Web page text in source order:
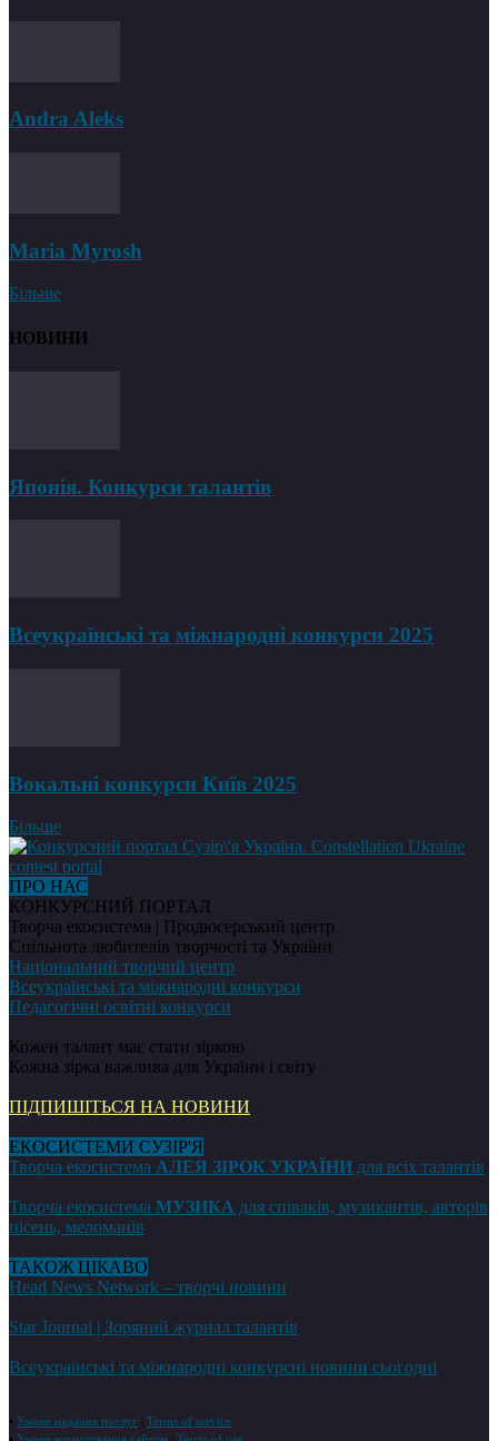
Andra Aleks
Maria Myrosh
Більше
НОВИНИ
Японія. Конкурси талантів
Всеукраїнські та міжнародні конкурси 2025
Вокальні конкурси Київ 2025
Більше
ПРО НАС
КОНКУРСНИЙ ПОРТАЛ
Творча екосистема | Продюсерський центр
Спільнота любителів творчості та України
Національний творчий центр
Всеукраїнські та міжнародні конкурси
Педагогічні освітні конкурси
Кожен талант має стати зіркою
Кожна зірка важлива для України і світу
ПІДПИШІТЬСЯ НА НОВИНИ
ЕКОСИСТЕМИ СУЗІР'Я
Творча екосистема АЛЕЯ ЗІРОК УКРАЇНИ для всіх талантів
Творча екосистема МУЗИКА для співаків, музикантів, авторів
пісень, меломанів
ТАКОЖ ЦІКАВО
Head News Network – творчі новини
Star Journal | Зоряний журнал талантів
Всеукраїнські та міжнародні конкурсні новини сьогодні
• Умови надання послуг
Terms of service